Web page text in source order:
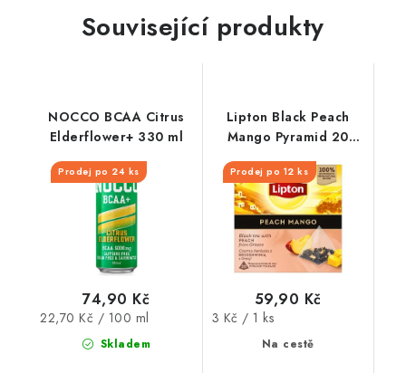
Související produkty
NOCCO BCAA Citrus
Elderflower+ 330 ml
Prodej po 24 ks
Skladem
74,90 Kč
Měrná
22,70 Kč / 100 ml
Lipton Black Peach
Mango Pyramid 20
sáčků x1,7g
Prodej po 12 ks
Na cestě
59,90 Kč
Měrná
3 Kč / 1 ks